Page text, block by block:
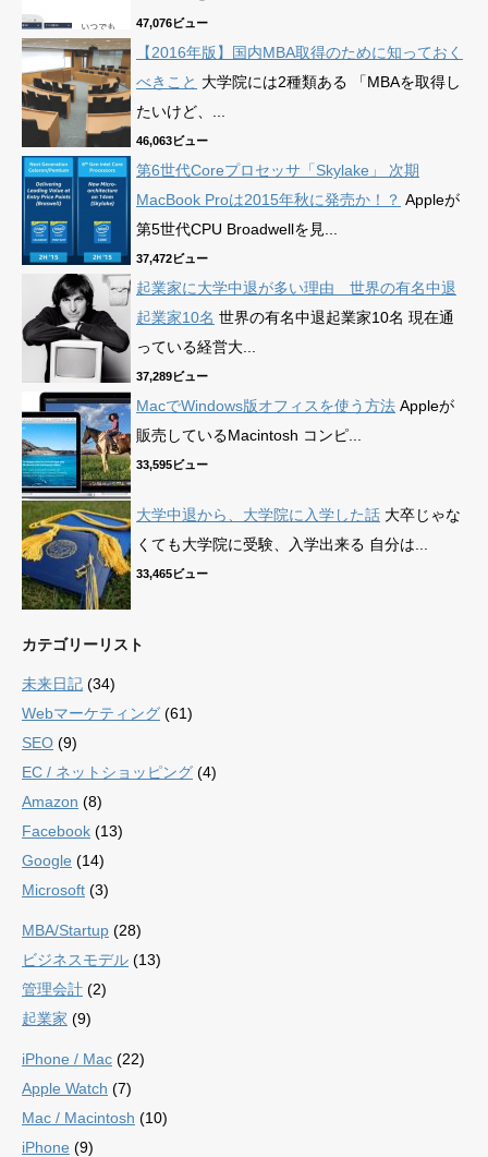
47,076ビュー
【2016年版】国内MBA取得のために知っておく
べきこと 大学院には2種類ある 「MBAを取得し
たいけど、...
46,063ビュー
第6世代Coreプロセッサ「Skylake」 次期
MacBook Proは2015年秋に発売か！？ Appleが
第5世代CPU Broadwellを見...
37,472ビュー
起業家に大学中退が多い理由 世界の有名中退
起業家10名 世界の有名中退起業家10名 現在通
っている経営大...
37,289ビュー
MacでWindows版オフィスを使う方法 Appleが
販売しているMacintosh コンピ...
33,595ビュー
大学中退から、大学院に入学した話 大卒じゃな
くても大学院に受験、入学出来る 自分は...
33,465ビュー
カテゴリーリスト
未来日記 (34)
Webマーケティング (61)
SEO (9)
EC / ネットショッピング (4)
Amazon (8)
Facebook (13)
Google (14)
Microsoft (3)
MBA/Startup (28)
ビジネスモデル (13)
管理会計 (2)
起業家 (9)
iPhone / Mac (22)
Apple Watch (7)
Mac / Macintosh (10)
iPhone (9)